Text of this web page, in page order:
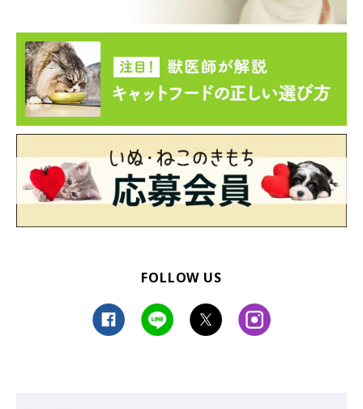
FOLLOW US